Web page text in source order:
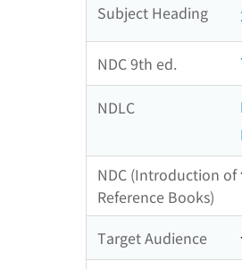
Subject Heading
NDC 9th ed.
NDLC
NDC (Introduction of
Reference Books)
Target Audience